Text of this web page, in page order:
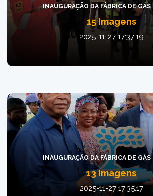
INAUGURAÇÃO DA FÁBRICA DE GÁS
15 Imagens
2025-11-27 17:37:19
INAUGURAÇÃO DA FÁBRICA DE GÁS
13 Imagens
2025-11-27 17:35:17